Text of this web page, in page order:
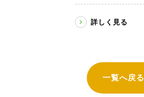
詳しく見る
一覧へ戻る